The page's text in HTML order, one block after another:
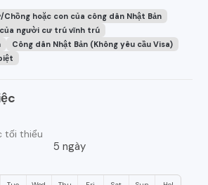
Chồng hoặc con của công dân Nhật Bản
người cư trú vĩnh trú
Công dân Nhật Bản (Không yêu cầu Visa)
tối thiểu
5 ngày